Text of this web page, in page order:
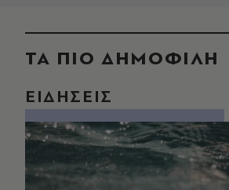
ΤΑ ΠΙΟ ΔΗΜΟΦΙΛΗ
ΕΙΔΗΣΕΙΣ